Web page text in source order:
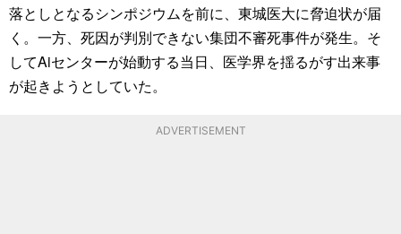
落としとなるシンポジウムを前に、東城医大に脅迫状が届
く。一方、死因が判別できない集団不審死事件が発生。そ
してAiセンターが始動する当日、医学界を揺るがす出来事
が起きようとしていた。
ADVERTISEMENT